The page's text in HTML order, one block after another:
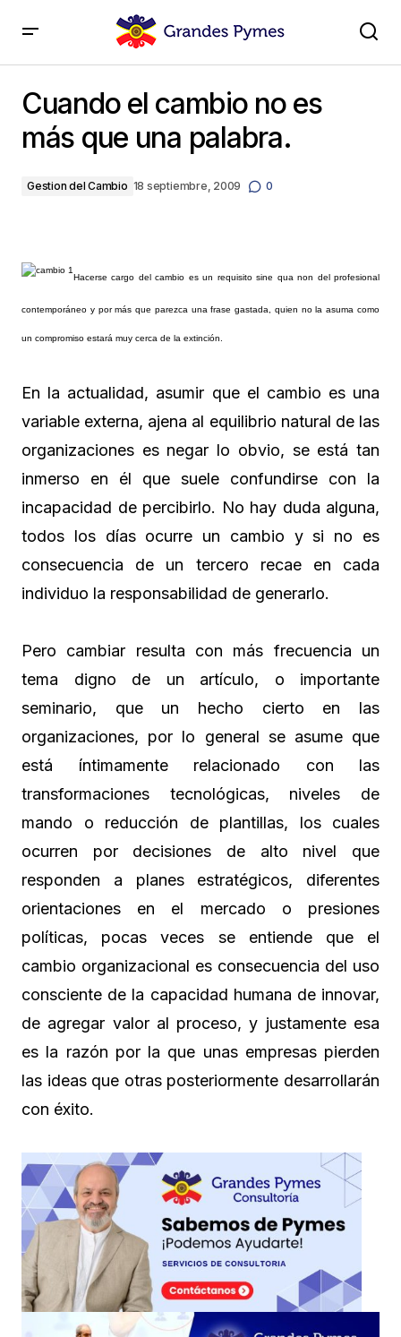
Cuando el cambio no es
más que una palabra.
Gestion del Cambio 18 septiembre, 2009 0
Hacerse cargo del cambio es un requisito sine qua non del profesional
contemporáneo y por más que parezca una frase gastada, quien no la asuma como
un compromiso estará muy cerca de la extinción.
En la actualidad, asumir que el cambio es una
variable externa, ajena al equilibrio natural de las
organizaciones es negar lo obvio, se está tan
inmerso en él que suele confundirse con la
incapacidad de percibirlo. No hay duda alguna,
todos los días ocurre un cambio y si no es
consecuencia de un tercero recae en cada
individuo la responsabilidad de generarlo.
Pero cambiar resulta con más frecuencia un
tema digno de un artículo, o importante
seminario, que un hecho cierto en las
organizaciones, por lo general se asume que
está íntimamente relacionado con las
transformaciones tecnológicas, niveles de
mando o reducción de plantillas, los cuales
ocurren por decisiones de alto nivel que
responden a planes estratégicos, diferentes
orientaciones en el mercado o presiones
políticas, pocas veces se entiende que el
cambio organizacional es consecuencia del uso
consciente de la capacidad humana de innovar,
de agregar valor al proceso, y justamente esa
es la razón por la que unas empresas pierden
las ideas que otras posteriormente desarrollarán
con éxito.